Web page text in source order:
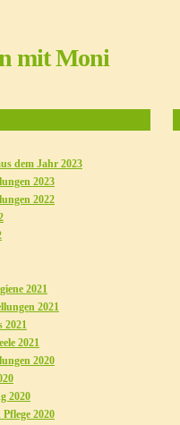
mit Moni
dem Jahr 2023
2023
2022
2021
2021
2021
2021
2020
2020
2020